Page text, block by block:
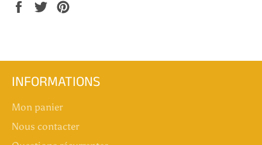
PartagerTweeter
INFORMATIONS
Mon panier
Nous contacter